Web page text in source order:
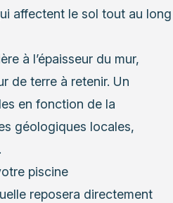
affectent le sol tout au long
à l’épaisseur du mur,
de terre à retenir. Un
en fonction de la
géologiques locales,
piscine
reposera directement